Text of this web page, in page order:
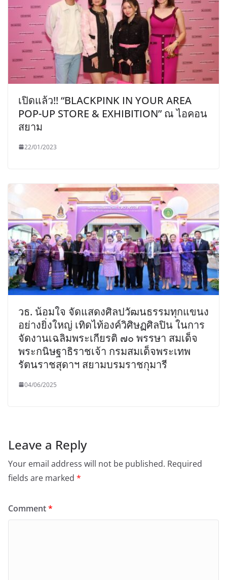
เปิดแล้ว!! “BLACKPINK IN YOUR AREA
POP-UP STORE & EXHIBITION” ณ ไอคอน
สยาม
22/01/2023
วธ. น้อมใจ จัดแสดงศิลปวัฒนธรรมทุกแขนง
อย่างยิ่งใหญ่ เทิดไท้องค์วิศิษฏศิลปิน ในการ
จัดงานเฉลิมพระเกียรติ ๗๐ พรรษา สมเด็จ
พระกนิษฐาธิราชเจ้า กรมสมเด็จพระเทพ
รัตนราชสุดาฯ สยามบรมราชกุมารี
04/06/2025
Leave a Reply
Your email address will not be published. Required
fields are marked *
Comment*